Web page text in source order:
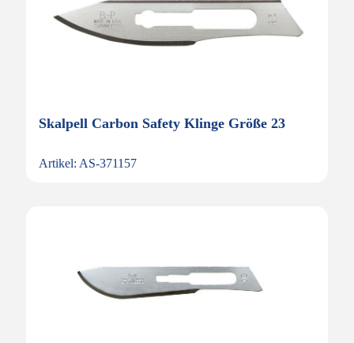
Skalpell Carbon Safety Klinge Größe 23
Artikel: AS-371157